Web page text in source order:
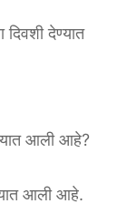
देण्यात
आली आहे?
आली आहे.